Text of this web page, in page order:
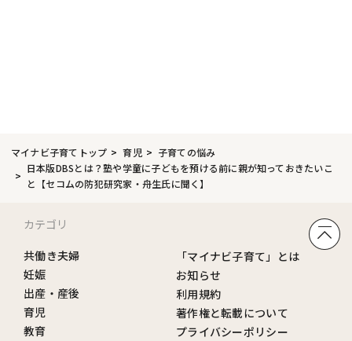
マイナビ子育てトップ 育児
子育ての悩み
日本版DBSとは？塾や学童に子どもを預ける前に親が知っておきたいこ
と【セコムの防犯研究家・舟生氏に聞く】
カテゴリ
共働き夫婦
妊娠
出産・産後
育児
教育
「マイナビ子育て」とは
お知らせ
利用規約
著作権と転載について
プライバシーポリシー